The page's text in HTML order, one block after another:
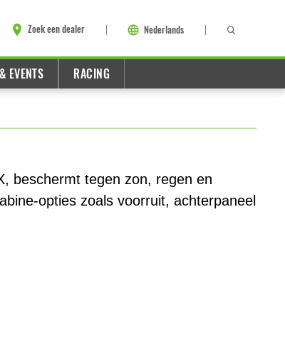
Zoek een dealer Nederlands
EVENTS RACING
beschermt tegen zon, regen en
opties zoals voorruit, achterpaneel